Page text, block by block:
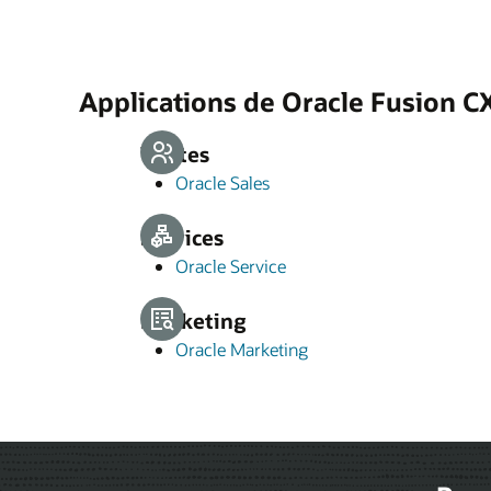
Applications de Oracle Fusion
Ventes
Oracle Sales
Services
Oracle Service
Marketing
Oracle Marketing